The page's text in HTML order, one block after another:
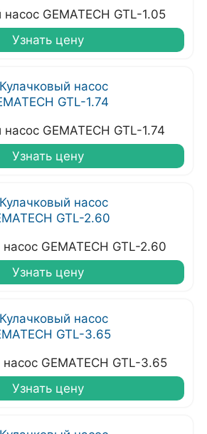
GEMATECH GTL-1.05
Узнать цену
GEMATECH GTL-1.74
Узнать цену
GEMATECH GTL-2.60
Узнать цену
GEMATECH GTL-3.65
Узнать цену